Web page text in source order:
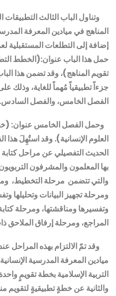
وتناول الباب الثالث التطبيقات
المناهج في ميادين المعرفة
إضافة إلى التطلعات المستقبلية
حمل هذا الباب عنوان:(الخطط
تقويم المناهج)، وقد تضمن هذا
جزءاً تطبيقياً مُهماً للغاية، وذلك
الفصل الخامس، والفصل السادس.
وحمل الفصل الخامس عنوان:
العلوم الإنسانية). وقد استُهِلَ هذا
الحديث التفصيلي عن مراحل
بها المعلمون والمشرفون
والتي تتضمن مرحلة التخطيط،
ومرحلة تجهيز البيانات وتحليلها
وتفسيرها ومناقشتها، ومرحلة
المراجع، ومرحلة إرفاق الملاحق
وقد تمّ الالتزام بهذه المراحل
ميادين المعرفة المدرسية
التربية الإسلامية بخطة تقويمٍ
والثانية عن خطةٍ تطبيقيةٍ لتقويم